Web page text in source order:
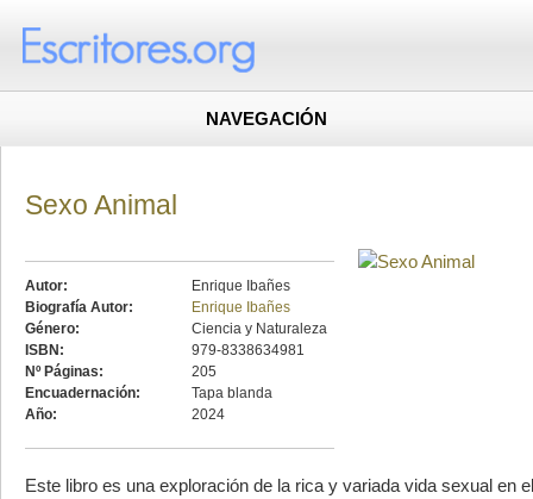
NAVEGACIÓN
Sexo Animal
Autor:
Enrique Ibañes
Biografía Autor:
Enrique Ibañes
Género:
Ciencia y Naturaleza
ISBN:
979-8338634981
Nº Páginas:
205
Encuadernación:
Tapa blanda
Año:
2024
Este libro es una exploración de la rica y variada vida sexual en el